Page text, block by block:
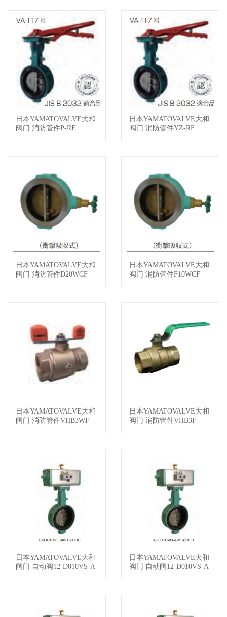
查看详情
日本YAMATOVALVE大和
阀门 消防管件P-RF
查看详情
日本YAMATOVALVE大和
阀门 消防管件YZ-RF
查看详情
日本YAMATOVALVE大和
阀门 消防管件D20WCF
查看详情
日本YAMATOVALVE大和
阀门 消防管件F10WCF
查看详情
日本YAMATOVALVE大和
阀门 消防管件VHB3WF
查看详情
日本YAMATOVALVE大和
阀门 消防管件VHB3F
查看详情
日本YAMATOVALVE大和
阀门 自动阀12-D010VS-A
查看详情
日本YAMATOVALVE大和
阀门 自动阀12-D010VS-A